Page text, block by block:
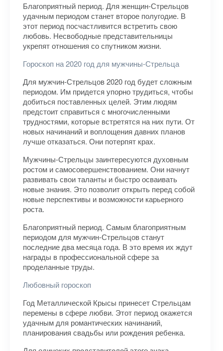
Благоприятный период. Для женщин-Стрельцов
удачным периодом станет второе полугодие. В
этот период посчастливится встретить свою
любовь. Несвободные представительницы
укрепят отношения со спутником жизни.
Гороскоп на 2020 год для мужчины-Стрельца
Для мужчин-Стрельцов 2020 год будет сложным
периодом. Им придется упорно трудиться, чтобы
добиться поставленных целей. Этим людям
предстоит справиться с многочисленными
трудностями, которые встретятся на них пути. От
новых начинаний и воплощения давних планов
лучше отказаться. Они потерпят крах.
Мужчины-Стрельцы заинтересуются духовным
ростом и самосовершенствованием. Они начнут
развивать свои таланты и быстро осваивать
новые знания. Это позволит открыть перед собой
новые перспективы и возможности карьерного
роста.
Благоприятный период. Самым благоприятным
периодом для мужчин-Стрельцов станут
последние два месяца года. В это время их ждут
награды в профессиональной сфере за
проделанные труды.
Любовный гороскоп
Год Металлической Крысы принесет Стрельцам
перемены в сфере любви. Этот период окажется
удачным для романтических начинаний,
планирования свадьбы или рождения ребенка.